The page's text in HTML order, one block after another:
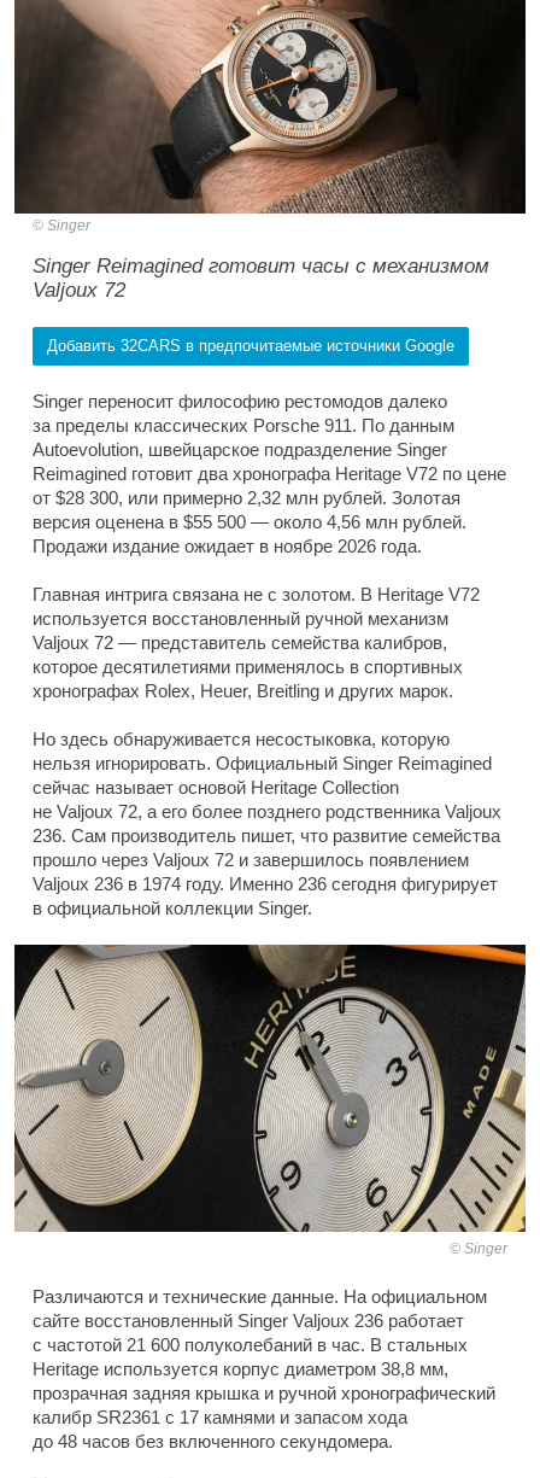
Singer
Singer Reimagined готовит часы с механизмом
Valjoux 72
Добавить 32CARS в предпочитаемые источники Google
Singer переносит философию рестомодов далеко
за пределы классических Porsche 911. По данным
Autoevolution, швейцарское подразделение Singer
Reimagined готовит два хронографа Heritage V72 по цене
от $28 300, или примерно 2,32 млн рублей. Золотая
версия оценена в $55 500 — около 4,56 млн рублей.
Продажи издание ожидает в ноябре 2026 года.
Главная интрига связана не с золотом. В Heritage V72
используется восстановленный ручной механизм
Valjoux 72 — представитель семейства калибров,
которое десятилетиями применялось в спортивных
хронографах Rolex, Heuer, Breitling и других марок.
Но здесь обнаруживается несостыковка, которую
нельзя игнорировать. Официальный Singer Reimagined
сейчас называет основой Heritage Collection
не Valjoux 72, а его более позднего родственника Valjoux
236. Сам производитель пишет, что развитие семейства
прошло через Valjoux 72 и завершилось появлением
Valjoux 236 в 1974 году. Именно 236 сегодня фигурирует
в официальной коллекции Singer.
Singer
Различаются и технические данные. На официальном
сайте восстановленный Singer Valjoux 236 работает
с частотой 21 600 полуколебаний в час. В стальных
Heritage используется корпус диаметром 38,8 мм,
прозрачная задняя крышка и ручной хронографический
калибр SR2361 с 17 камнями и запасом хода
до 48 часов без включенного секундомера.